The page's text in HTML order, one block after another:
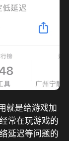
就是给游戏加
常在玩游戏的
延迟等问题的